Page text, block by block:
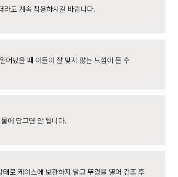
라도 계속 착용하시길 바랍니다.
어났을 때 이들이 잘 맞지 않는 느낌이 들 수
에 담그면 안 됩니다.
태로 케이스에 보관하지 말고 뚜껑을 열어 건조 후